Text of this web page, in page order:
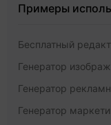
Примеры
Бесплатный
Генератор
Генератор
Генератор